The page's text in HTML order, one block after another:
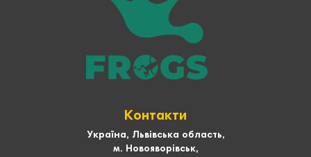
Контакти
Україна, Львівська область,
м. Новояворівськ,